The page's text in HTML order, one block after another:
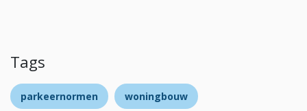
Tags
parkeernormen woningbouw